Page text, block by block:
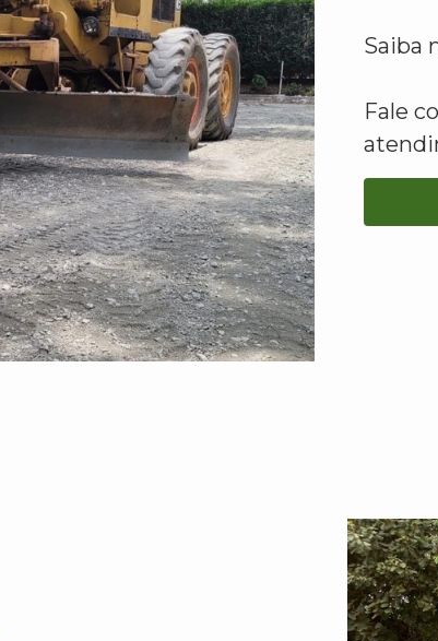
Saiba
Fale